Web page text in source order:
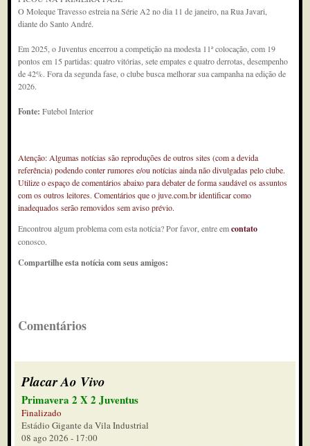
O Moleque Travesso estreia na Série A2 no dia 11 de janeiro, na Rua Javari,
diante do Santo André.
Em 2025, o Juventus encerrou a competição na modesta 11ª colocação, com 19
pontos em 15 partidas: quatro vitórias, sete empates e quatro derrotas, desempenho
de 42%. Fora da segunda fase, o clube busca melhorar sua campanha na edição de
2026.
Fonte:Futebol Interior
Atenção: Algumas notícias são reproduções de outros sites (com a devida
referência) podendo conter rumores e/ou notícias ainda não divulgadas pelo clube.
Utilize o espaço de comentários abaixo para debater de forma saudável os assuntos
com os outros leitores. Comentários que o juve.com.br identificar como
inadequados serão removidos sem aviso prévio.
Encontrou algum problema com esta notícia? Por favor, entre emcontato
conosco.
Compartilhe esta notícia com seus amigos:
Comentários
Placar Ao Vivo
Primavera 2 X 2 Juventus
Finalizado
Estádio Gigante da Vila Industrial
08 ago 2026 - 17:00